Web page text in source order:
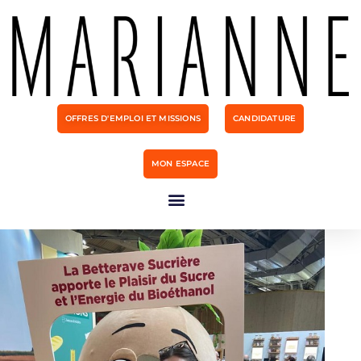
OFFRES D'EMPLOI ET MISSIONS CANDIDATURE
MON ESPACE